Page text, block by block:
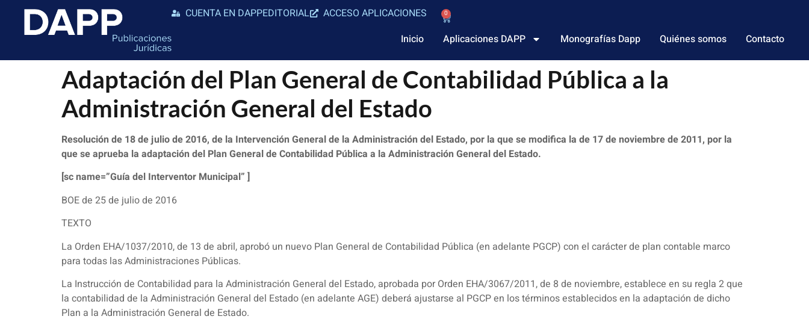
CUENTA EN DAPPEDITORIAL ACCESO APLICACIONES 0
Inicio Aplicaciones DAPP Monografías Dapp Quiénes somos Contacto
Adaptación del Plan General de Contabilidad Pública a la
Administración General del Estado
Resolución de 18 de julio de 2016, de la Intervención General de la Administración del Estado, por la que se modifica la de 17 de noviembre de 2011, por la
que se aprueba la adaptación del Plan General de Contabilidad Pública a la Administración General del Estado.
[sc name=”Guía del Interventor Municipal” ]
BOE de 25 de julio de 2016
TEXTO
La Orden EHA/1037/2010, de 13 de abril, aprobó un nuevo Plan General de Contabilidad Pública (en adelante PGCP) con el carácter de plan contable marco
para todas las Administraciones Públicas.
La Instrucción de Contabilidad para la Administración General del Estado, aprobada por Orden EHA/3067/2011, de 8 de noviembre, establece en su regla 2 que
la contabilidad de la Administración General del Estado (en adelante AGE) deberá ajustarse al PGCP en los términos establecidos en la adaptación de dicho
Plan a la Administración General de Estado.